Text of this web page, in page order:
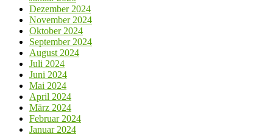
Dezember 2024
November 2024
Oktober 2024
September 2024
August 2024
Juli 2024
Juni 2024
Mai 2024
April 2024
März 2024
Februar 2024
Januar 2024